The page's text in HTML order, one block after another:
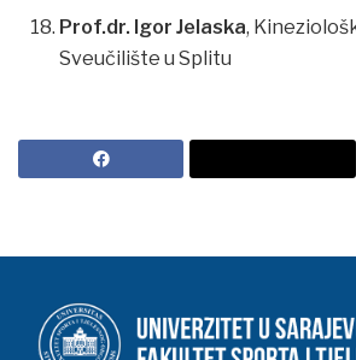
Prof.dr. Igor Jelaska,
Sveučilište u Splitu